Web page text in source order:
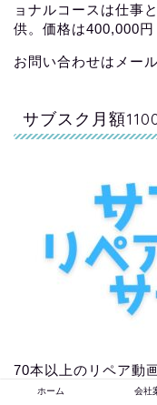
ョナルコースは仕事
供。価格は400,000円
お問い合わせはメー
サブスク月額
70本以上のリペア動
年間12本のリペア動
ホーム 会社